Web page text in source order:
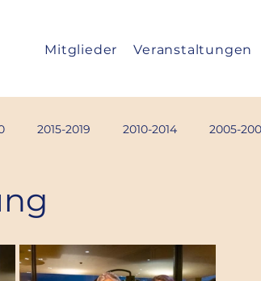
Mitglieder Veranstaltungen
2015-2019 2010-2014 2005-